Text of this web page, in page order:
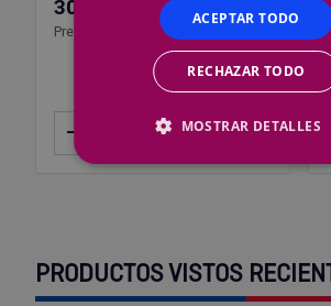
30,07 €
Precio por 1 ud
– Añadir
PRODUCTOS VISTOS
ACEPTAR TODO
RECHAZAR TODO
MOSTRAR DETALLES